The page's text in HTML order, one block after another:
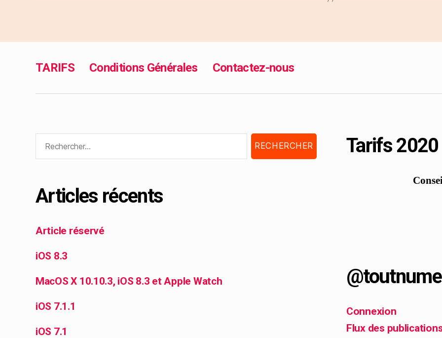
TARIFS Conditions Générales Contactez-nous
Articles récents
Article réservé
iOS 8.3
MacOS X 10.10.3, iOS 8.3 et Apple Watch
iOS 7.1.1
iOS 7.1
Tarifs 2020
Connexion
Flux des